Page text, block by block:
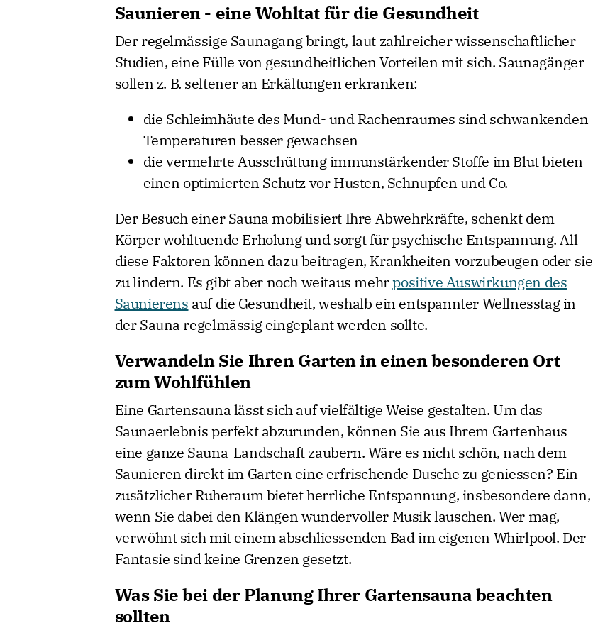
Saunieren - eine Wohltat für die Gesundheit
Der regelmässige Saunagang bringt, laut zahlreicher wissenschaftlicher
Studien, eine Fülle von gesundheitlichen Vorteilen mit sich. Saunagänger
sollen z. B. seltener an Erkältungen erkranken:
die Schleimhäute des Mund- und Rachenraumes sind schwankenden
Temperaturen besser gewachsen
die vermehrte Ausschüttung immunstärkender Stoffe im Blut bieten
einen optimierten Schutz vor Husten, Schnupfen und Co.
Der Besuch einer Sauna mobilisiert Ihre Abwehrkräfte, schenkt dem
Körper wohltuende Erholung und sorgt für psychische Entspannung. All
diese Faktoren können dazu beitragen, Krankheiten vorzubeugen oder sie
zu lindern. Es gibt aber noch weitaus mehrpositive Auswirkungen des
Saunierens auf die Gesundheit, weshalb ein entspannter Wellnesstag in
der Sauna regelmässig eingeplant werden sollte.
Verwandeln Sie Ihren Garten in einen besonderen Ort
zum Wohlfühlen
Eine Gartensauna lässt sich auf vielfältige Weise gestalten. Um das
Saunaerlebnis perfekt abzurunden, können Sie aus Ihrem Gartenhaus
eine ganze Sauna-Landschaft zaubern. Wäre es nicht schön, nach dem
Saunieren direkt im Garten eine erfrischende Dusche zu geniessen? Ein
zusätzlicher Ruheraum bietet herrliche Entspannung, insbesondere dann,
wenn Sie dabei den Klängen wundervoller Musik lauschen. Wer mag,
verwöhnt sich mit einem abschliessenden Bad im eigenen Whirlpool. Der
Fantasie sind keine Grenzen gesetzt.
Was Sie bei der Planung Ihrer Gartensauna beachten
sollten